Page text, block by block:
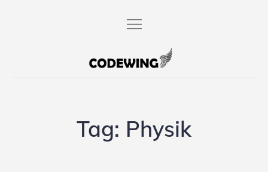
codewing.de
Tag: Physik